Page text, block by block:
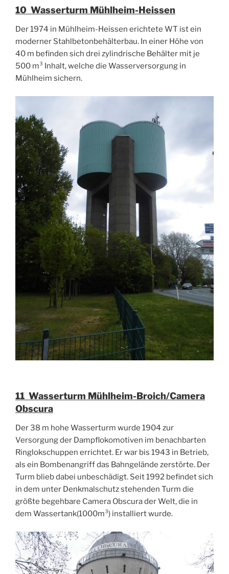
10 Wasserturm Mühlheim-Heissen
Der 1974 in Mühlheim-Heissen erichtete WT ist ein
moderner Stahlbetonbehälterbau. In einer Höhe von
40 m befinden sich drei zylindrische Behälter mit je
500 m³ Inhalt, welche die Wasserversorgung in
Mühlheim sichern.
11 Wasserturm Mühlheim-Broich/Camera
Obscura
Der 38 m hohe Wasserturm wurde 1904 zur
Versorgung der Dampflokomotiven im benachbarten
Ringlokschuppen errichtet. Er war bis 1943 in Betrieb,
als ein Bombenangriff das Bahngelände zerstörte. Der
Turm blieb dabei unbeschädigt. Seit 1992 befindet sich
in dem unter Denkmalschutz stehenden Turm die
größte begehbare Camera Obscura der Welt, die in
dem Wassertank(1000m³) installiert wurde.